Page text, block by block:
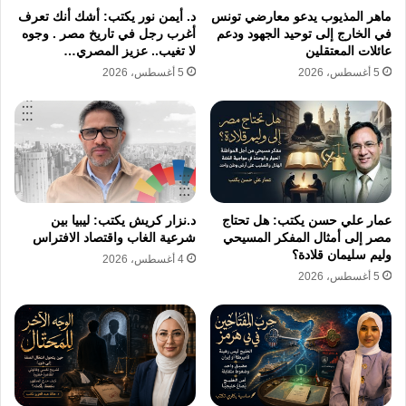
تختصر فيها الشعوب برامج كاملة في جملة واحدة،
وتكتب على لافتة صغيرة ما تعجز الحكومات عن
فهمه في آلاف الصفحات.
اكتسبت القضية بعدًا جديدًا عندما دخل القضاء على
الخط، وبدأت التحقيقات في التعديلات القانونية
والاستثناءات والإجراءات التي أحاطت بالمشروع.
عندها لم تعد المسألة خلافًا حول مشروع
استثماري، بل تحولت إلى معركة حول الشفافية
والمساءلة وحق المجتمع في معرفة كيف تُدار
ثرواته الوطنية.
تكمن أهمية التجربة الألبانية في أنها تكشف الفارق
بين دولتين: دولة ترى الأرض إرثًا وطنيًا يجب
حمايته، ودولة تنظر إليها باعتبارها مخزونًا قابلًا
ماهر المذيوب يدعو معارضي تونس
في الخارج إلى توحيد الجهود ودعم
عائلات المعتقلين
5 أغسطس، 2026
د. أيمن نور يكتب: أشك أنك تعرف
أغرب رجل في تاريخ مصر . وجوه
لا تغيب.. عزيز المصري…
5 أغسطس، 2026
عمار علي حسن يكتب: هل تحتاج
مصر إلى أمثال المفكر المسيحي
وليم سليمان قلادة؟
5 أغسطس، 2026
د.نزار كريش يكتب: ليبيا بين
شرعية الغاب واقتصاد الافتراس
4 أغسطس، 2026